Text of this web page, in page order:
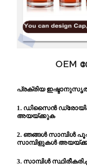
OEM
പ്രക്രിയ
1. ഡിസൈൻ
അയയ്ക്കുക
2. ഞങ്ങൾ സാമ്പിൾ
സാമ്പിളുകൾ
3. സാമ്പിൾ